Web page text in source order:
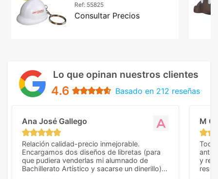
Ref: 55825
Consultar Precios
Lo que opinan nuestros clientes
4.6 Basado en 212 reseñas
Ana José Gallego
Relación calidad-precio inmejorable.
Encargamos dos diseños de libretas (para
que pudiera venderlas mi alumnado de
Bachillerato Artístico y sacarse un dinerillo) y
M C
Todo
y